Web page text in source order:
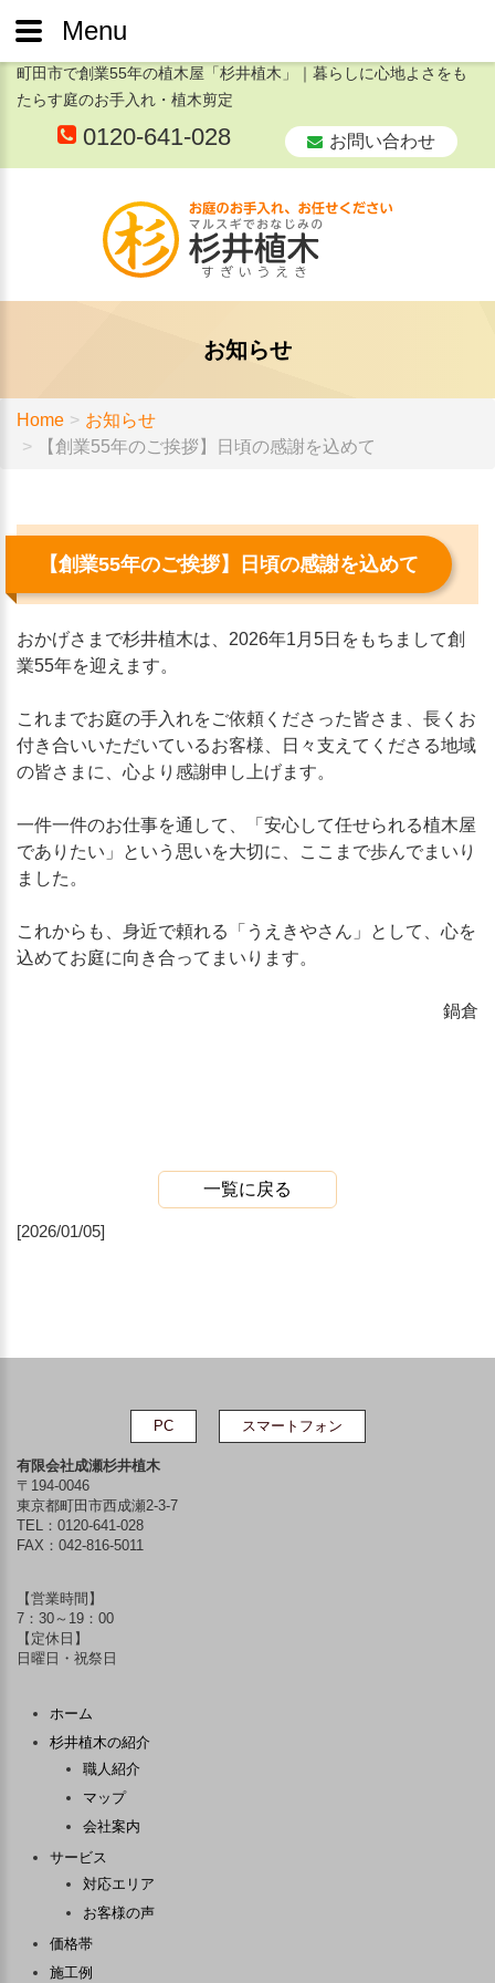
町田市で創業55年の植木屋「杉井植木」｜暮らしに心地よさをも
たらす庭のお手入れ・植木剪定
0120-641-028 お問い合わせ
お知らせ
Home
お知らせ
【創業55年のご挨拶】日頃の感謝を込めて
【創業55年のご挨拶】日頃の感謝を込めて
おかげさまで杉井植木は、2026年1月5日をもちまして創
業55年を迎えます。
これまでお庭の手入れをご依頼くださった皆さま、長くお
付き合いいただいているお客様、日々支えてくださる地域
の皆さまに、心より感謝申し上げます。
一件一件のお仕事を通して、「安心して任せられる植木屋
でありたい」という思いを大切に、ここまで歩んでまいり
ました。
これからも、身近で頼れる「うえきやさん」として、心を
込めてお庭に向き合ってまいります。
鍋倉
一覧に戻る
[2026/01/05]
PC スマートフォン
有限会社成瀬杉井植木
〒194-0046
東京都町田市西成瀬2-3-7
TEL： 0120-641-028
FAX：042-816-5011
【営業時間】
7：30～19：00
【定休日】
日曜日・祝祭日
ホーム
杉井植木の紹介
職人紹介
マップ
会社案内
サービス
対応エリア
お客様の声
価格帯
施工例
Menu